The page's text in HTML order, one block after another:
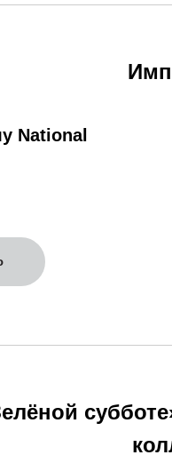
National